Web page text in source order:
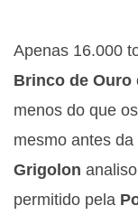
Apenas 16.000
Brinco de Ouro
menos do que
mesmo antes
Grigolon
permitido pela